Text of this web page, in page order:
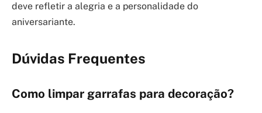
deve refletir a alegria e a personalidade do
aniversariante.
Dúvidas Frequentes
Como limpar garrafas para decoração?